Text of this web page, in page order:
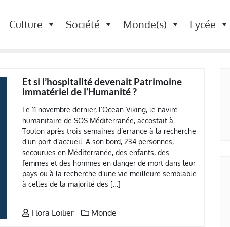
Culture Société Monde(s) Lycée
Et si l’hospitalité devenait Patrimoine
immatériel de l’Humanité ?
Le 11 novembre dernier, l’Ocean-Viking, le navire
humanitaire de SOS Méditerranée, accostait à
Toulon après trois semaines d’errance à la recherche
d’un port d’accueil. A son bord, 234 personnes,
secourues en Méditerranée, des enfants, des
femmes et des hommes en danger de mort dans leur
pays ou à la recherche d’une vie meilleure semblable
à celles de la majorité des […]
Flora Loilier Monde